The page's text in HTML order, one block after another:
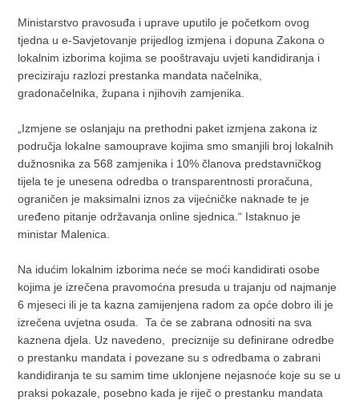
Ministarstvo pravosuđa i uprave uputilo je početkom ovog
tjedna u e-Savjetovanje prijedlog izmjena i dopuna Zakona o
lokalnim izborima kojima se pooštravaju uvjeti kandidiranja i
preciziraju razlozi prestanka mandata načelnika,
gradonačelnika, župana i njihovih zamjenika.
„Izmjene se oslanjaju na prethodni paket izmjena zakona iz
područja lokalne samouprave kojima smo smanjili broj lokalnih
dužnosnika za 568 zamjenika i 10% članova predstavničkog
tijela te je unesena odredba o transparentnosti proračuna,
ograničen je maksimalni iznos za vijećničke naknade te je
uređeno pitanje održavanja online sjednica.“ Istaknuo je
ministar Malenica.
Na idućim lokalnim izborima neće se moći kandidirati osobe
kojima je izrečena pravomoćna presuda u trajanju od najmanje
6 mjeseci ili je ta kazna zamijenjena radom za opće dobro ili je
izrečena uvjetna osuda. Ta će se zabrana odnositi na sva
kaznena djela. Uz navedeno, preciznije su definirane odredbe
o prestanku mandata i povezane su s odredbama o zabrani
kandidiranja te su samim time uklonjene nejasnoće koje su se u
praksi pokazale, posebno kada je riječ o prestanku mandata